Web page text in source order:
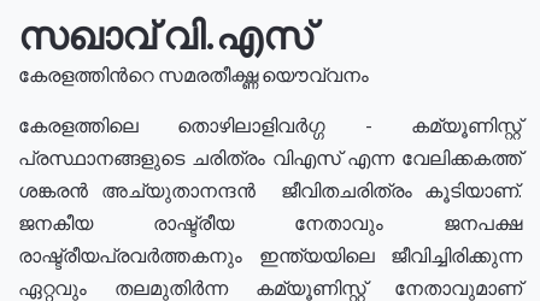
സഖാവ് വി.എസ്
കേരളത്തിൻറെ സമരതീക്ഷ്ണ യൌവ്വനം
കേരളത്തിലെ തൊഴിലാളിവർഗ്ഗ - കമ്യൂണിസ്റ്റ്
പ്രസ്ഥാനങ്ങളുടെ ചരിത്രം വിഎസ് എന്ന വേലിക്കകത്ത്
ശങ്കരൻ അച്യുതാനന്ദൻ ജീവിതചരിത്രം കൂടിയാണ്.
ജനകീയ രാഷ്ട്രീയ നേതാവും ജനപക്ഷ
രാഷ്ട്രീയപ്രവർത്തകനും ഇന്ത്യയിലെ ജീവിച്ചിരിക്കുന്ന
ഏറ്റവും തലമുതിർന്ന കമ്യൂണിസ്റ്റ് നേതാവുമാണ്